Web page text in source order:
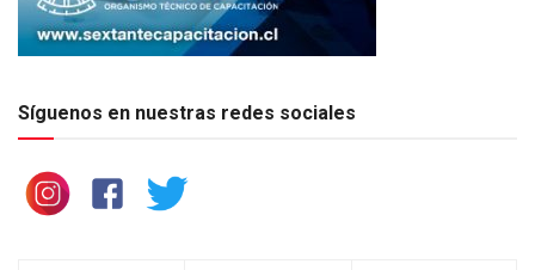
Síguenos en nuestras redes sociales